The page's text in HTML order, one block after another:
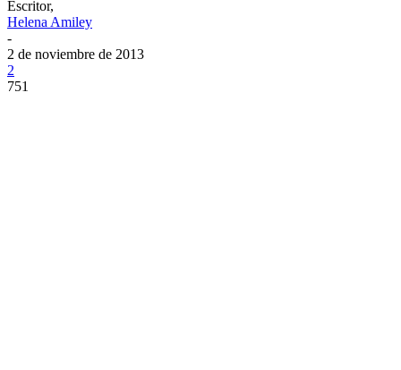
Escritor,
Helena Amiley
-
2 de noviembre de 2013
2
751